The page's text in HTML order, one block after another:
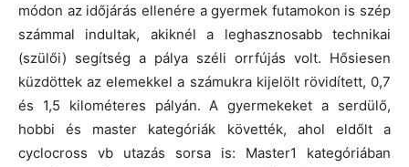
módon az időjárás ellenére a gyermek futamokon is szép
számmal indultak, akiknél a leghasznosabb technikai
(szülői) segítség a pálya széli orrfújás volt. Hősiesen
küzdöttek az elemekkel a számukra kijelölt rövidített, 0,7
és 1,5 kilométeres pályán. A gyermekeket a serdülő,
hobbi és master kategóriák követték, ahol eldőlt a
cyclocross vb utazás sorsa is: Master1 kategóriában